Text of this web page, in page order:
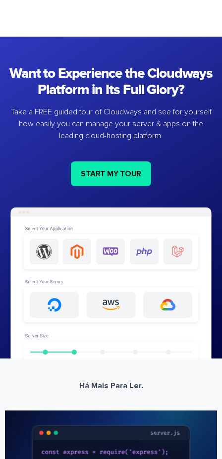
Want to Experience the Cloudways
Platform in Its Full Glory?
Take a FREE guided tour of Cloudways and see for yourself
how easily you can manage your server & apps on the
leading cloud-hosting platform.
START MY TOUR
Há Mais Para Ler.